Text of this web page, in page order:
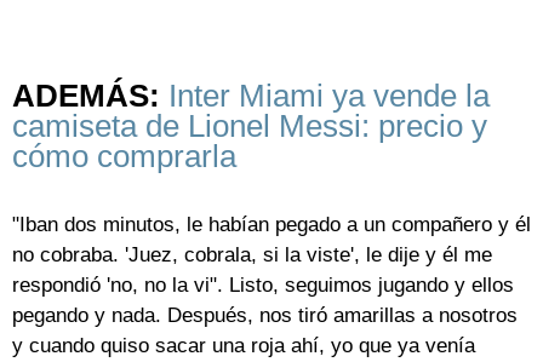
ADEMÁS: Inter Miami ya vende la
camiseta de Lionel Messi: precio y
cómo comprarla
"Iban dos minutos, le habían pegado a un compañero y él
no cobraba. 'Juez, cobrala, si la viste', le dije y él me
respondió 'no, no la vi". Listo, seguimos jugando y ellos
pegando y nada. Después, nos tiró amarillas a nosotros
y cuando quiso sacar una roja ahí, yo que ya venía